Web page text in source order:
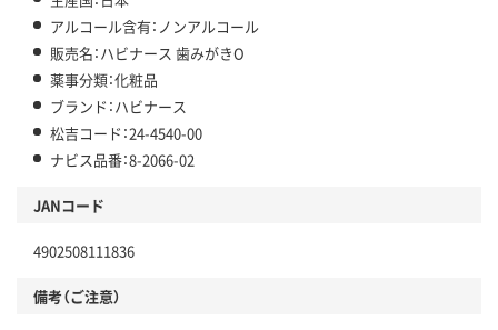
アルコール含有：ノンアルコール
販売名：ハビナース 歯みがきO
薬事分類：化粧品
ブランド：ハビナース
松吉コード：24-4540-00
ナビス品番：8-2066-02
JANコード
4902508111836
備考（ご注意）